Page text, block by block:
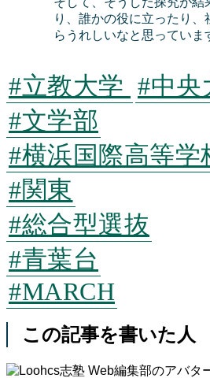
り、誰かの役に立ったり
らうれしいなと思っていま
#立教大学 #中央
#文学部
#横浜国際高等学
#関東
#総合型選抜
#青葉台
#MARCH
この記事を書いた人